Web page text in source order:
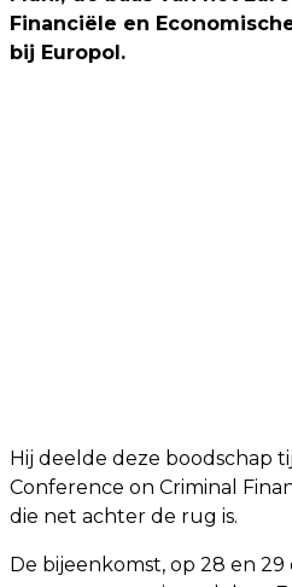
Financiële en
bij Europol.
Hij deelde deze boodschap
Conference on Criminal
die net achter de rug is.
De bijeenkomst, op 28 en